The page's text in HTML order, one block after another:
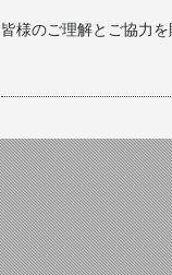
皆様のご理解とご協力